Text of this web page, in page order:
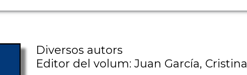
Diversos autors
Editor del volum: Juan García, Cristina